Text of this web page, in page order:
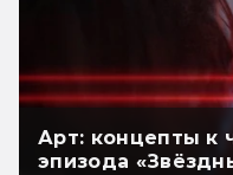
Арт: концепты к
эпизода